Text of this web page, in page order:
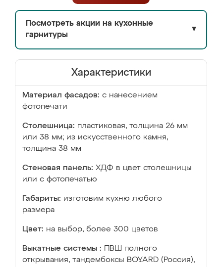
Посмотреть акции на кухонные
гарнитуры
▼
Характеристики
Материал фасадов: с нанесением
фотопечати
Столешница: пластиковая, толщина 26 мм
или 38 мм; из искусственного камня,
толщина 38 мм
Стеновая панель: ХДФ в цвет столешницы
или с фотопечатью
Габариты: изготовим кухню любого
размера
Цвет: на выбор, более 300 цветов
Выкатные системы :
ПВШ полного
открывания, тандембоксы BOYARD (Россия),